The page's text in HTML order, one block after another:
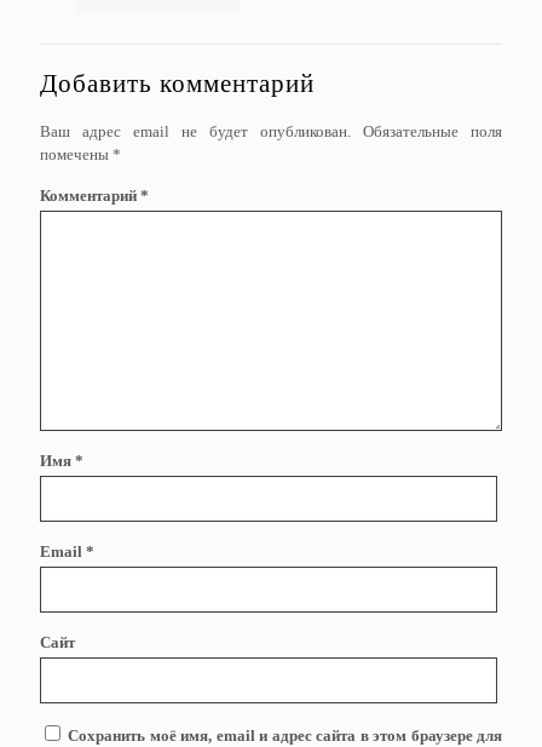
Добавить комментарий
Ваш адрес email не будет опубликован.
Обязательные поля
помечены *
Комментарий *
Имя *
Email *
Сайт
Сохранить моё имя, email и адрес сайта в этом браузере для